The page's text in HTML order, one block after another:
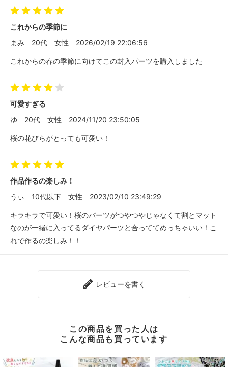
これからの季節に
まみ
20代 女性 2026/02/19 22:06:56
これからの春の季節に向けてこの封入パーツを購入しました
可愛すぎる
ゆ
20代 女性 2024/11/20 23:50:05
桜の花びらがとっても可愛い！
作品作るの楽しみ！
うぃ
10代以下 女性 2023/02/10 23:49:29
キラキラで可愛い！桜のパーツがつやつやじゃなくて割とマット
なのが一緒に入ってるダイヤパーツと合っててめっちゃいい！こ
れで作るの楽しみ！！
レビューを書く
この商品を買った人は
こんな商品も買っています